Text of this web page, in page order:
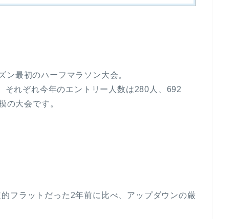
最初のハーフマラソン大会。
れぞれ今年のエントリー人数は280人、692
の大会です。
フラットだった2年前に比べ、アップダウンの厳